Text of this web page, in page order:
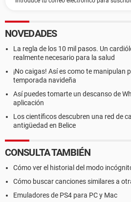
NOVEDADES
La regla de los 10 mil pasos. Un
realmente necesario para la salud
¡No caigas! Así es como te manipulan
temporada navideña
Así puedes tomarte un descanso de
aplicación
Los científicos descubren una red de
antigüedad en Belice
CONSULTA TAMBIÉN
Cómo ver el historial del modo
Cómo buscar canciones similares a
Emuladores de PS4 para PC y Mac